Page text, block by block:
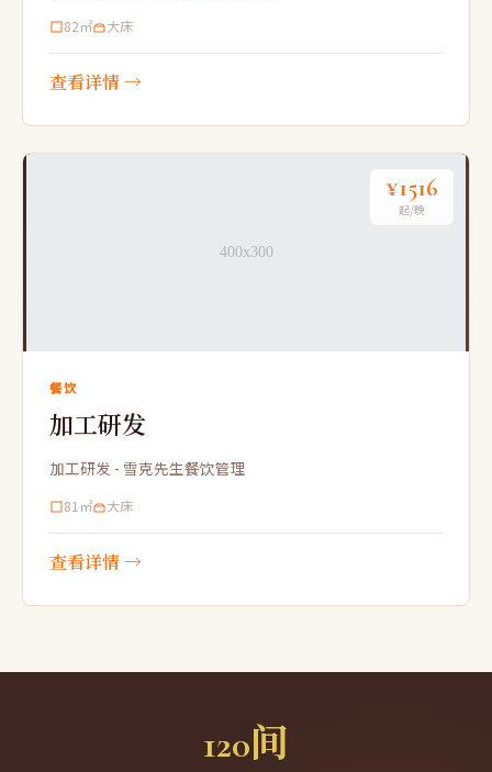
82㎡ 大床
查看详情 →
¥1516
起/晚
餐饮
加工研发
加工研发 - 雪克先生餐饮管理
81㎡ 大床
查看详情 →
120间